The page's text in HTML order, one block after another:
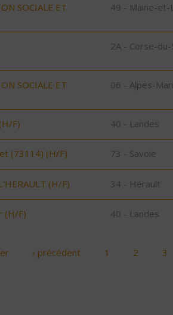
SOCIALE ET
49 - Maine-et-
2A - Corse-du-
SOCIALE ET
06 - Alpes-
F) 40 - Landes
(73114) (H/F) 73 - Savoie
(H/F) 34 - Hérault
(H/F) 40 - Landes
‹ précédent 1 2 3